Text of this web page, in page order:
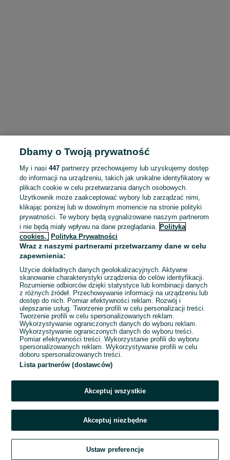
To ogłoszenie nie jest już dostępne
Przejdź na stronę główną
Dbamy o Twoją prywatność
My i nasi447 partnerzy przechowujemy lub uzyskujemy dostęp
do informacji na urządzeniu, takich jak unikalne identyfikatory w
plikach cookie w celu przetwarzania danych osobowych.
Użytkownik może zaakceptować wybory lub zarządzać nimi,
klikając poniżej lub w dowolnym momencie na stronie polityki
prywatności. Te wybory będą sygnalizowane naszym partnerom
i nie będą miały wpływu na dane przeglądania. Polityka
cookies,
Polityka Prywatności
Wraz z naszymi partnerami przetwarzamy dane w celu
zapewnienia:
Użycie dokładnych danych geolokalizacyjnych. Aktywne
skanowanie charakterystyki urządzenia do celów identyfikacji.
Rozumienie odbiorców dzięki statystyce lub kombinacji danych
z różnych źródeł. Przechowywanie informacji na urządzeniu lub
dostęp do nich. Pomiar efektywności reklam. Rozwój i
ulepszanie usług. Tworzenie profili w celu personalizacji treści.
Tworzenie profili w celu spersonalizowanych reklam.
Wykorzystywanie ograniczonych danych do wyboru reklam.
Wykorzystywanie ograniczonych danych do wyboru treści.
Pomiar efektywności treści. Wykorzystanie profili do wyboru
spersonalizowanych reklam. Wykorzystywanie profili w celu
doboru spersonalizowanych treści.
Lista partnerów (dostawców)
Akceptuj wszystkie
Akceptuj niezbędne
Ustaw preferencje